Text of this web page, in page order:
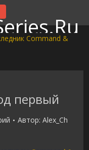
первый
Автор: Alex_Ch